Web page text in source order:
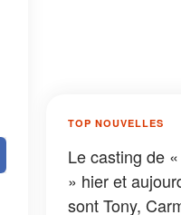
TOP NOUVELLES
Le casting de
» hier et
sont Tony,